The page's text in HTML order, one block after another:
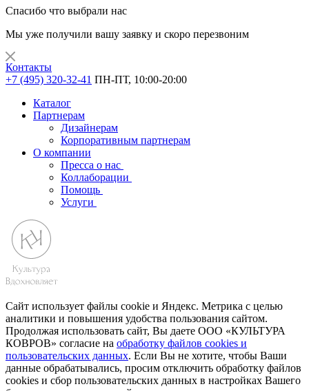
Спасибо что выбрали нас
Мы уже получили вашу заявку и скоро перезвоним
Контакты
+7 (495) 320-32-41 ПН-ПТ, 10:00-20:00
Каталог
Партнерам
Дизайнерам
Корпоративным партнерам
О компании
Пресса о нас
Коллаборации
Помощь
Услуги
Сайт использует файлы cookie и Яндекс. Метрика с целью
аналитики и повышения удобства пользования сайтом.
Продолжая использовать сайт, Вы даете ООО «КУЛЬТУРА
КОВРОВ» согласие на обработку файлов cookies и
пользовательских данных. Если Вы не хотите, чтобы Ваши
данные обрабатывались, просим отключить обработку файлов
cookies и сбор пользовательских данных в настройках Вашего